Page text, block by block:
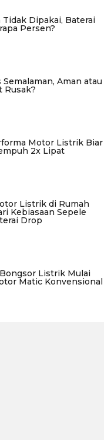
Dipakai, Baterai
Persen?
Aman atau
Rusak?
Motor Listrik Biar
2x Lipat
Listrik di Rumah
Kebiasaan Sepele
Drop
Listrik Mulai
Matic Konvensional